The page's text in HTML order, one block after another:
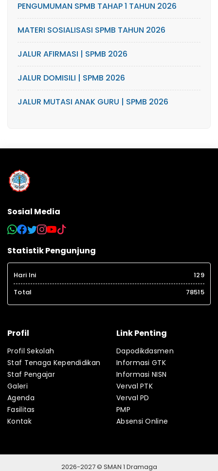
PENGUMUMAN SPMB TAHAP 1 TAHUN 2026
MATERI SOSIALISASI SPMB TAHUN 2026
JALUR AFIRMASI | SPMB 2026
JALUR DOMISILI | SPMB 2026
JALUR MUTASI ANAK GURU | SPMB 2026
Sosial Media
Statistik Pengunjung
Hari Ini
129
Total
78515
Profil
Profil Sekolah
Staf Tenaga Kependidikan
Staf Pengajar
Galeri
Agenda
Fasilitas
Kontak
Link Penting
Dapodikdasmen
Informasi GTK
Informasi NISN
Verval PTK
Verval PD
PMP
Absensi Online
2026-2027 © SMAN 1 Dramaga